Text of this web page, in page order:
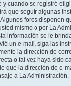
y cuando se registró
que seguir algunas
foros disponen
mismo o por La
información se le
un e-mail, siga las
la dirección de
o tal vez haya sido
que la dirección de e-
a La Administración.